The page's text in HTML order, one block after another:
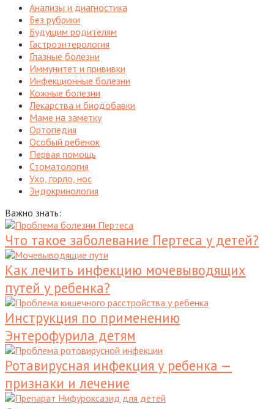
Анализы и диагностика
Без рубрики
Будущим родителям
Гастроэнтерология
Глазные болезни
Иммунитет и прививки
Инфекционные болезни
Кожные болезни
Лекарства и биодобавки
Маме на заметку
Ортопедия
Особый ребенок
Первая помощь
Стоматология
Ухо, горло, нос
Эндокринология
Важно знать:
Что такое заболевание Пертеса у детей?
Как лечить инфекцию мочевыводящих
путей у ребенка?
Инструкция по применению
Энтерофурила детям
Ротавирусная инфекция у ребенка —
признаки и лечение